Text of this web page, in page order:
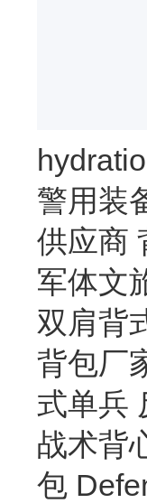
警用装
供应商
军体文
双肩背
背包厂
式单兵
战术背
包